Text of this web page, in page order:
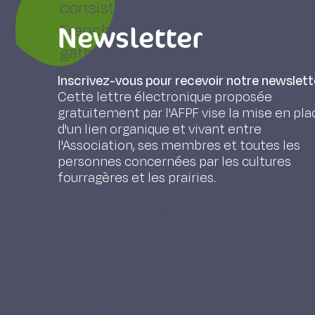
consisted in the intensive
French territory, thanks to which
gathered. These wild populations
network of trials. Data on
analysed using a range of
was distributed into clusters. This
core collection of populations,
gene bank. Further studies made
genetic variation among
selection under the climatic
Newsletter
Inscrivez-vous pour recevoir notre
Cette lettre électronique proposée
gratuitement par l'AFPF vise la mise en
d'un lien organique et vivant entre
l'Association, ses membres et toutes les
personnes concernées par les cultures
fourragères et les prairies.